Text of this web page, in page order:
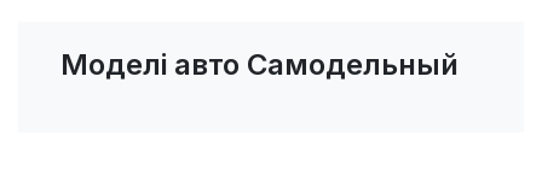
Моделі авто Самодельный